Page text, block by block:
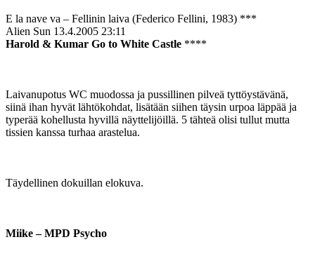
E la nave va – Fellinin laiva (Federico Fellini, 1983) ***
Alien Sun 13.4.2005 23:11
Harold & Kumar Go to White Castle ****
Laivanupotus WC muodossa ja pussillinen pilveä tyttöystävänä,
siinä ihan hyvät lähtökohdat, lisätään siihen täysin urpoa läppää ja
typerää kohellusta hyvillä näyttelijöillä. 5 tähteä olisi tullut mutta
tissien kanssa turhaa arastelua.
Täydellinen dokuillan elokuva.
Miike – MPD Psycho